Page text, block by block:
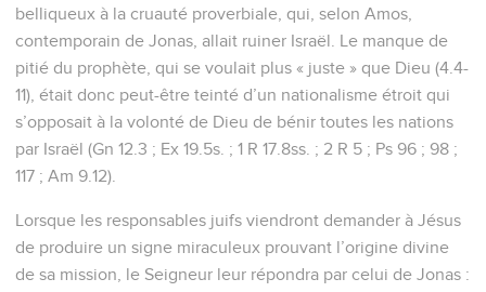
belliqueux à la cruauté proverbiale, qui, selon Amos,
contemporain de Jonas, allait ruiner Israël. Le manque de
pitié du prophète, qui se voulait plus « juste » que Dieu (4.4-
11), était donc peut-être teinté d’un nationalisme étroit qui
s’opposait à la volonté de Dieu de bénir toutes les nations
par Israël (Gn 12.3 ; Ex 19.5s. ; 1 R 17.8ss. ; 2 R 5 ; Ps 96 ; 98 ;
117 ; Am 9.12).
Lorsque les responsables juifs viendront demander à Jésus
de produire un signe miraculeux prouvant l’origine divine
de sa mission, le Seigneur leur répondra par celui de Jonas :